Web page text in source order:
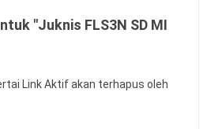
SMP Tahun 2026
Tahun 2026
TAHUN 2025
TAHUN 2026
"Juknis FLS3N SD MI
Link Aktif akan terhapus oleh